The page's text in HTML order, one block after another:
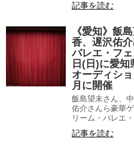
記事を読む
《愛知》飯
香、遅沢佑
バレエ・フ
日(日)に愛
オーディシ
月に開催
飯島望未さん、
佑介さんら豪華
リーム・バレエ
記事を読む